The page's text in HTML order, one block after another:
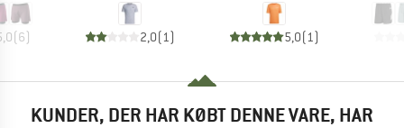
(6) 2,0(1 ) 5,0(1 )
KUNDER, DER HAR KØBT DENNE VARE, HAR